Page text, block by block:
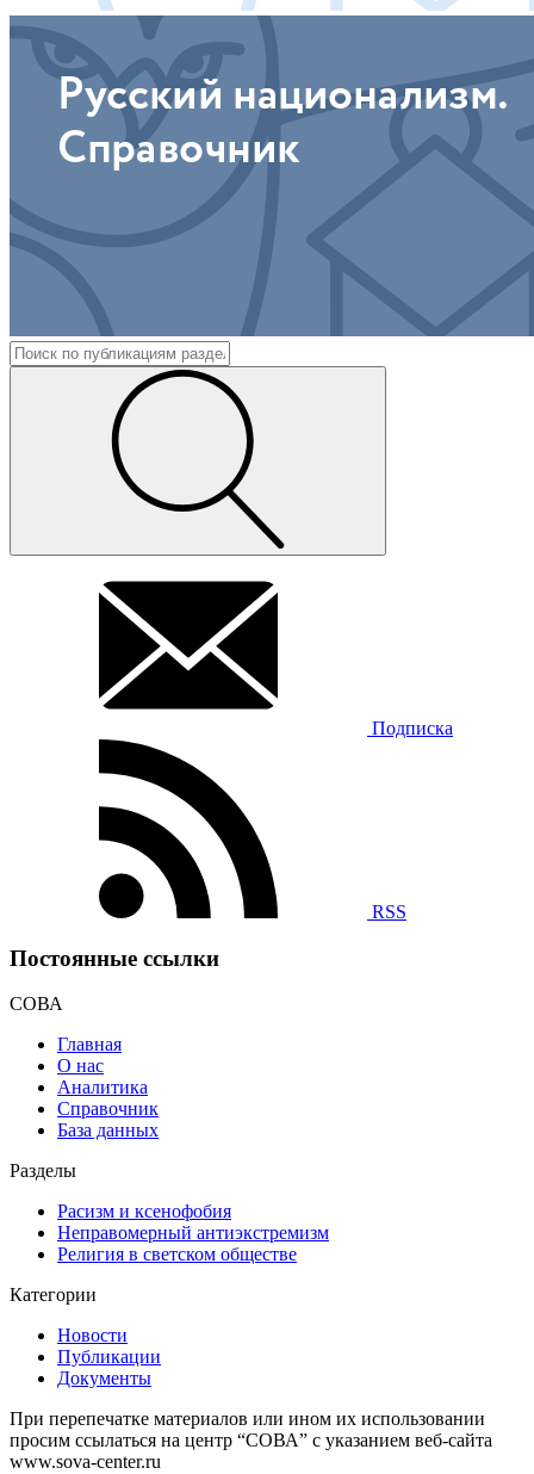
Подписка
RSS
Постоянные ссылки
СОВА
Главная
О нас
Аналитика
Справочник
База данных
Разделы
Расизм и ксенофобия
Неправомерный антиэкстремизм
Религия в светском обществе
Категории
Новости
Публикации
Документы
При перепечатке материалов или ином их использовании
просим ссылаться на центр “СОВА” с указанием веб-сайта
www.sova-center.ru